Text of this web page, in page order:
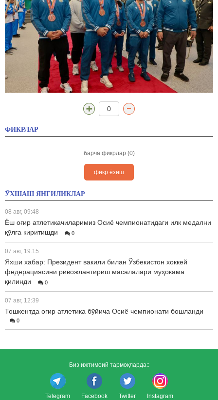
0
ФИКРЛАР
барча фикрлар (0)
фикр ёзиш
ЎХШАШ ЯНГИЛИКЛАР
08 авг, 09:48
Ёш оғир атлетикачиларимиз Осиё чемпионатидаги илк медални
қўлга киритишди
0
07 авг, 19:15
Яхши хабар: Президент вакили билан Ўзбекистон хоккей
федерациясини ривожлантириш масалалари муҳокама
қилинди
0
07 авг, 12:39
Тошкентда оғир атлетика бўйича Осиё чемпионати бошланди
0
Биз ижтимоий тармоқларда::
Telegram Facebook Twitter Instagram